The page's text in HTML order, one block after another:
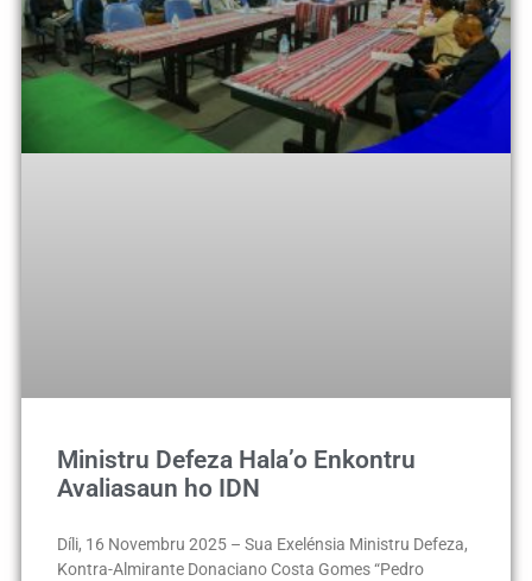
Ministru Defeza Hala’o Enkontru
Avaliasaun ho IDN
Díli, 16 Novembru 2025 – Sua Exelénsia Ministru Defeza,
Kontra-Almirante Donaciano Costa Gomes “Pedro